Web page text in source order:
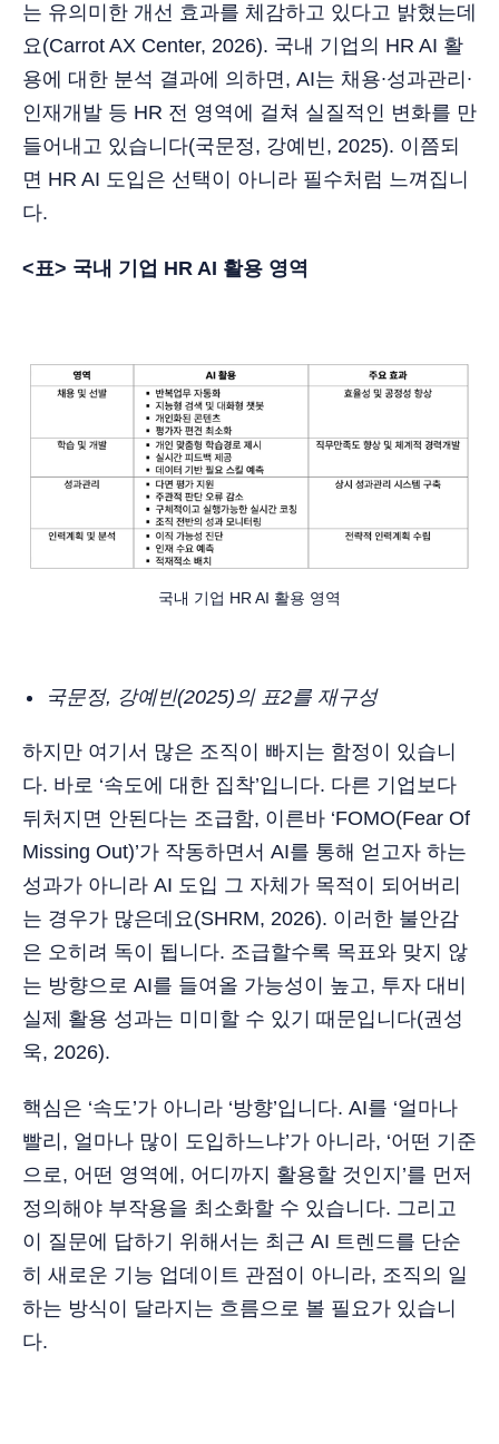
는 유의미한 개선 효과를 체감하고 있다고 밝혔는데
요(Carrot AX Center, 2026). 국내 기업의 HR AI 활
용에 대한 분석 결과에 의하면, AI는 채용∙성과관리∙
인재개발 등 HR 전 영역에 걸쳐 실질적인 변화를 만
들어내고 있습니다(국문정, 강예빈, 2025). 이쯤되
면 HR AI 도입은 선택이 아니라 필수처럼 느껴집니
다.
<표> 국내 기업 HR AI 활용 영역
국내 기업 HR AI 활용 영역
국문정, 강예빈(2025)의 표2를 재구성
하지만 여기서 많은 조직이 빠지는 함정이 있습니
다. 바로 ‘속도에 대한 집착’입니다. 다른 기업보다
뒤처지면 안된다는 조급함, 이른바 ‘FOMO(Fear Of
Missing Out)’가 작동하면서 AI를 통해 얻고자 하는
성과가 아니라 AI 도입 그 자체가 목적이 되어버리
는 경우가 많은데요(SHRM, 2026). 이러한 불안감
은 오히려 독이 됩니다. 조급할수록 목표와 맞지 않
는 방향으로 AI를 들여올 가능성이 높고, 투자 대비
실제 활용 성과는 미미할 수 있기 때문입니다(권성
욱, 2026).
핵심은 ‘속도’가 아니라 ‘방향’입니다. AI를 ‘얼마나
빨리, 얼마나 많이 도입하느냐’가 아니라, ‘어떤 기준
으로, 어떤 영역에, 어디까지 활용할 것인지’를 먼저
정의해야 부작용을 최소화할 수 있습니다. 그리고
이 질문에 답하기 위해서는 최근 AI 트렌드를 단순
히 새로운 기능 업데이트 관점이 아니라, 조직의 일
하는 방식이 달라지는 흐름으로 볼 필요가 있습니
다.